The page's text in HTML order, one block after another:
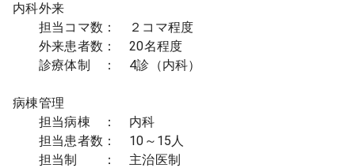
内科外来
担当コマ数： ２コマ程度
外来患者数： 20名程度
診療体制 ： 4診（内科）
病棟管理
担当病棟 ： 内科
担当患者数： 10～15人
担当制 ： 主治医制